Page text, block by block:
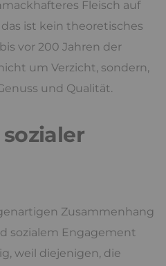
Fleisch auf
ist kein theoretisches
vor 200 Jahren der
um Verzicht, sondern,
und Qualität.
Zusammenhang
sozialem Engagement
weil diejenigen, die